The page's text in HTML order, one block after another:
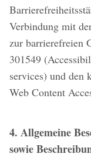
Verbindung mit
zur barrierefreien
301549
services) und den
Web Content
4. Allgemeine
sowie